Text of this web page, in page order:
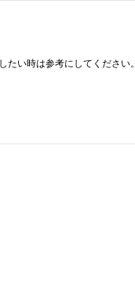
い時は参考にしてください。